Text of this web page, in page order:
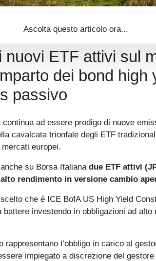
Ascolta questo articolo ora...
ETF attivi sul
dei bond high
passivo
continua ad essere prodigo di nuove
cavalcata trionfale degli ETF
europei.
su Borsa Italianadue ETF attivi
rendimento in versione cambio
che è ICE BofA US High Yield
investendo in obbligazioni ad alto
rappresentano l’obbligo in carico al
impiegato a discrezione del